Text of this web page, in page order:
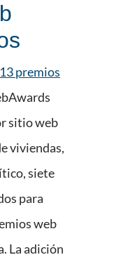
premios
sitio web
viviendas,
siete
para
web
La adición